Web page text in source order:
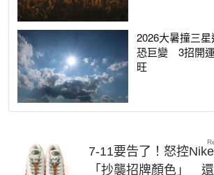
2026大暑撞三
恐巨變 3招開
旺
7-11要告了！怒控
「抄襲招牌顏色」